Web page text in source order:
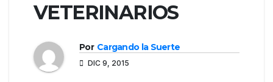
VETERINARIOS
Por Cargando la Suerte
DIC 9, 2015